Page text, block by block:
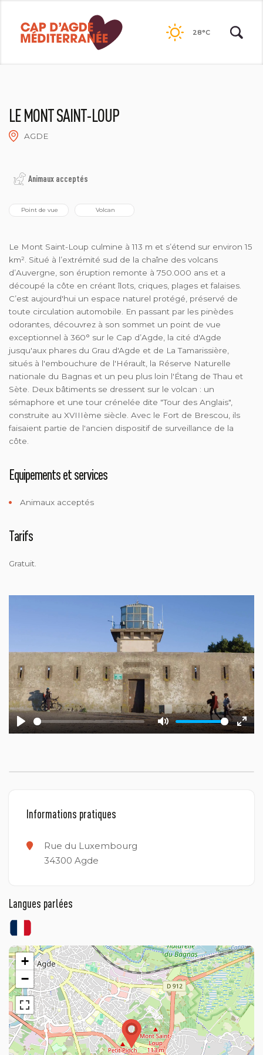
contenu
28°C
LE MONT SAINT-LOUP
AGDE
Animaux acceptés
Point de vue Volcan
Le Mont Saint-Loup culmine à 113 m et s’étend sur environ 15
km². Situé à l’extrémité sud de la chaîne des volcans
d’Auvergne, son éruption remonte à 750.000 ans et a
découpé la côte en créant îlots, criques, plages et falaises.
C’est aujourd'hui un espace naturel protégé, préservé de
toute circulation automobile. En passant par les pinèdes
odorantes, découvrez à son sommet un point de vue
exceptionnel à 360° sur le Cap d’Agde, la cité d'Agde
jusqu'aux phares du Grau d'Agde et de La Tamarissière,
situés à l'embouchure de l'Hérault, la Réserve Naturelle
nationale du Bagnas et un peu plus loin l'Étang de Thau et
Sète. Deux bâtiments se dressent sur le volcan : un
sémaphore et une tour crénelée dite "Tour des Anglais",
construite au XVIIIème siècle. Avec le Fort de Brescou, ils
faisaient partie de l'ancien dispositif de surveillance de la
côte.
Equipements et services
Animaux acceptés
Tarifs
Gratuit.
Play Mute
Enter
Informations pratiques
Rue du Luxembourg
34300 Agde
Langues parlées
+
−